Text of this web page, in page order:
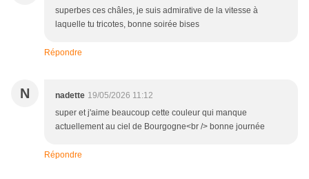
superbes ces châles, je suis admirative de la vitesse à
laquelle tu tricotes, bonne soirée bises
Répondre
N nadette 19/05/2026 11:12
super et j'aime beaucoup cette couleur qui manque
actuellement au ciel de Bourgogne<br /> bonne journée
Répondre